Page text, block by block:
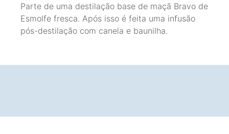
Parte de uma destilação base de maçã Bravo de
Esmolfe fresca. Após isso é feita uma infusão
pós-destilação com canela e baunilha.